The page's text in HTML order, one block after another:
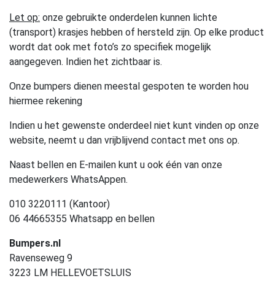
Let op: onze gebruikte onderdelen kunnen lichte
(transport) krasjes hebben of hersteld zijn. Op elke product
wordt dat ook met foto’s zo specifiek mogelijk
aangegeven. Indien het zichtbaar is.
Onze bumpers dienen meestal gespoten te worden hou
hiermee rekening
Indien u het gewenste onderdeel niet kunt vinden op onze
website, neemt u dan vrijblijvend contact met ons op.
Naast bellen en E-mailen kunt u ook één van onze
medewerkers WhatsAppen.
010 3220111 (Kantoor)
06 44665355 Whatsapp en bellen
Bumpers.nl
Ravenseweg 9
3223 LM HELLEVOETSLUIS